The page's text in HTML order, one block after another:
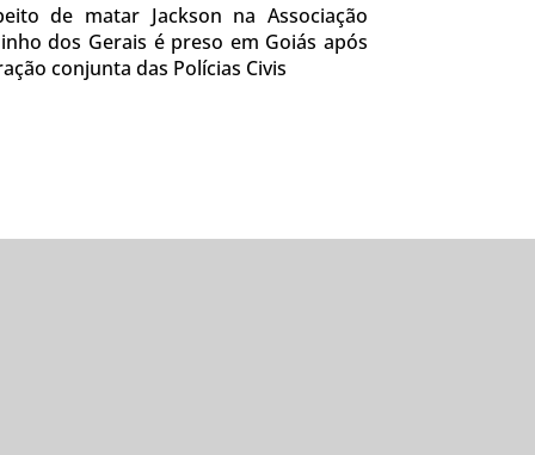
de matar Jackson na Associação
dos Gerais é preso em Goiás após
conjunta das Polícias Civis